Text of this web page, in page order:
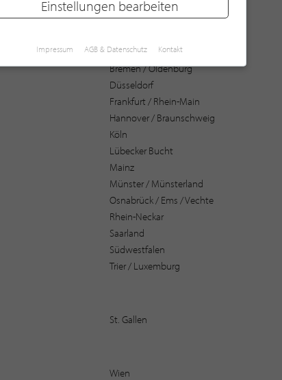
Bochum
Bremen / Oldenburg
Düsseldorf
Frankfurt / Rhein-Main
Hannover / Braunschweig
Köln
Lübecker Bucht
Mainz
Münster / Münsterland
Osnabrück / Ems / Vechte
Rhein-Neckar
Saarland
Südwestfalen
Trier / Luxemburg
St. Gallen
Wien
Einstellungen bearbeiten
Impressum AGB & Datenschutz Kontakt